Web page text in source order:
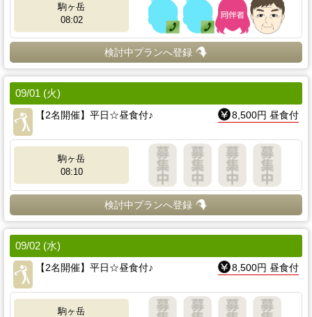
駒ヶ岳
08:02
検討中プランへ登録
09/01 (火)
【2名開催】平日☆昼食付♪
8,500円 昼食付
駒ヶ岳
08:10
検討中プランへ登録
09/02 (水)
【2名開催】平日☆昼食付♪
8,500円 昼食付
駒ヶ岳